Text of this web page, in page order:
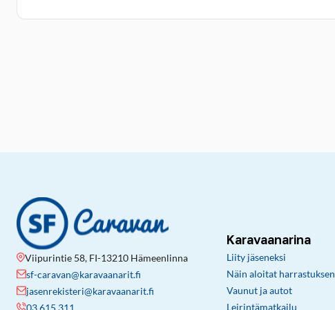
Viipurintie 58, FI-13210 Hämeenlinna
sf-caravan@karavaanarit.fi
jasenrekisteri@karavaanarit.fi
03 615 311
Karavaanarina
Liity jäseneksi
Näin aloitat harrastuksen
Vaunut ja autot
Leirintämatkailu